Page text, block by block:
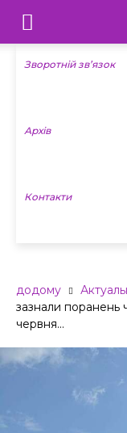
Телебачення
«Капрі»
Новини
Зворотній зв’язок
Архів
Контакти
додому
зазнали поранень
червня...